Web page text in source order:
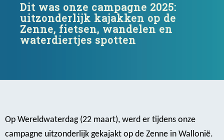
Dit was onze campagne 2025:
uitzonderlijk kajakken op de
Zenne, fietsen, wandelen en
waterdiertjes spotten
Op Wereldwaterdag (22 maart), werd er tijdens onze
campagne uitzonderlijk gekajakt op de Zenne in Wallonië.